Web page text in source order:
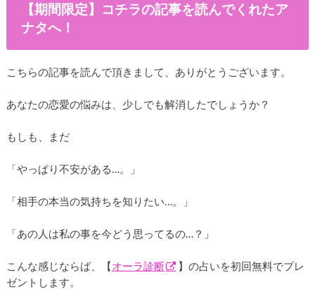
【期間限定】コチラの記事を読んでくれたア
ナタへ！
こちらの記事を読んで頂きまして、ありがとうございます。
あなたの恋愛の悩みは、少しでも解消したでしょうか？
もしも、まだ
「やっぱり不安がある…。」
「相手の本当の気持ちを知りたい…。」
「あの人は私の事を今どう思ってるの…？」
こんな感じならば、【オーラ診断
】の占いを初回無料でプレ
ゼントします。